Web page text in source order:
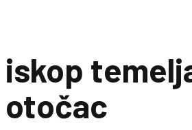
iskop
otočac